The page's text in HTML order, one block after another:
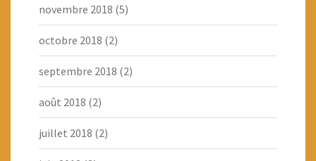
novembre 2018 (5)
octobre 2018 (2)
septembre 2018 (2)
août 2018 (2)
juillet 2018 (2)